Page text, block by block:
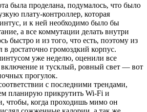
была проделана, подумалось, что было
плату-контроллер, которая
и к ней необходимо было бы
а все коммутации делать внутри
быстро и из того, что есть, поэтому из
достаточно громоздкий корпус.
уже неделю, оценили все
и тусклый, ровный свет — вот
прогулок.
с последними трендами,
планирую прикрутить Wi-Fi и
чтобы, когда проходишь мимо он